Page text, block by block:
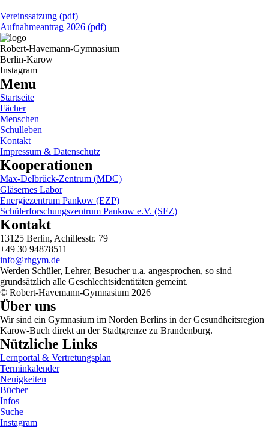
Vereinssatzung (pdf)
Aufnahmeantrag 2026 (pdf)
Robert-Havemann-Gymnasium
Berlin-Karow
Instagram
Menu
Startseite
Fächer
Menschen
Schulleben
Kontakt
Impressum & Datenschutz
Kooperationen
Max-Delbrück-Zentrum (MDC)
Gläsernes Labor
Energiezentrum Pankow (EZP)
Schülerforschungszentrum Pankow e.V. (SFZ)
Kontakt
13125 Berlin, Achillesstr. 79
+49 30 94878511
info@rhgym.de
Werden Schüler, Lehrer, Besucher u.a. angesprochen, so sind
grundsätzlich alle Geschlechtsidentitäten gemeint.
© Robert-Havemann-Gymnasium 2026
Über uns
Wir sind ein Gymnasium im Norden Berlins in der Gesundheitsregion
Karow-Buch direkt an der Stadtgrenze zu Brandenburg.
Nützliche Links
Lernportal & Vertretungsplan
Terminkalender
Neuigkeiten
Bücher
Infos
Suche
Instagram